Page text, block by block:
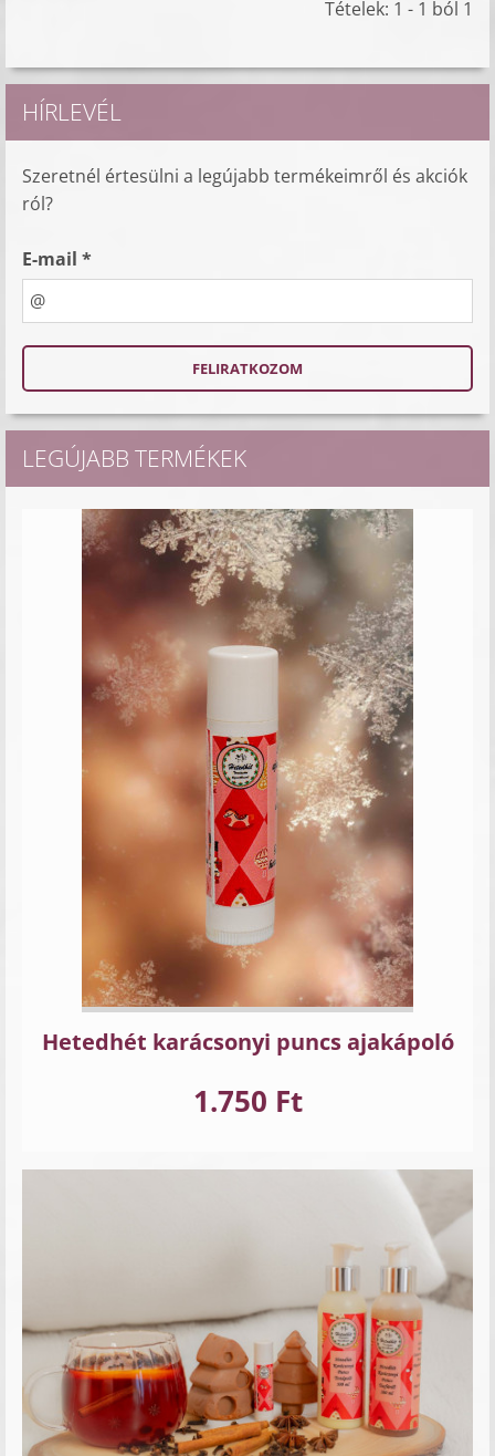
Tételek: 1 - 1 ból 1
HÍRLEVÉL
Szeretnél értesülni a legújabb termékeimről és akciók
ról?
E-mail *
LEGÚJABB TERMÉKEK
Hetedhét karácsonyi puncs ajakápoló
1.750 Ft